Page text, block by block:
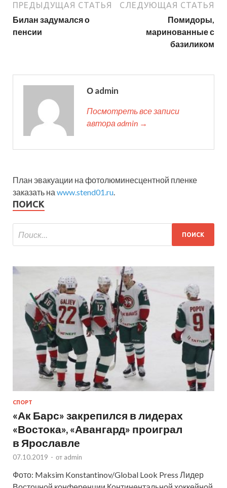
ПРЕДЫДУЩАЯ СТАТЬЯ
Билан задумался о
пенсии
СЛЕДУЮЩАЯ СТАТЬЯ
Помидоры,
маринованные с
базиликом
О admin
Посмотреть все записи
автора admin →
План эвакуации на фотолюминесцентной пленке
заказать на www.stend01.ru.
ПОИСК
СПОРТ
«Ак Барс» закрепился в лидерах
«Востока», «Авангард» проиграл
в Ярославле
07.10.2019 - от admin
Фото: Maksim Konstantinov/Global Look Press Лидер